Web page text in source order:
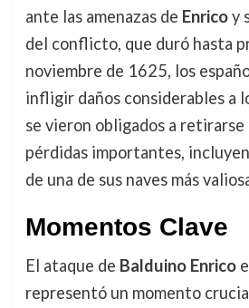
ante las amenazas de Enricoy
del conflicto, que duró hasta
noviembre de 1625, los
infligir daños considerables a
se vieron obligados a
pérdidas importantes,
de una de sus naves más
Momentos Clave
El ataque de Balduino Enrico
representó un momento